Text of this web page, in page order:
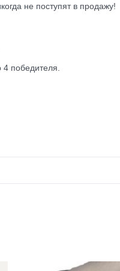
не поступят в продажу!
победителя.